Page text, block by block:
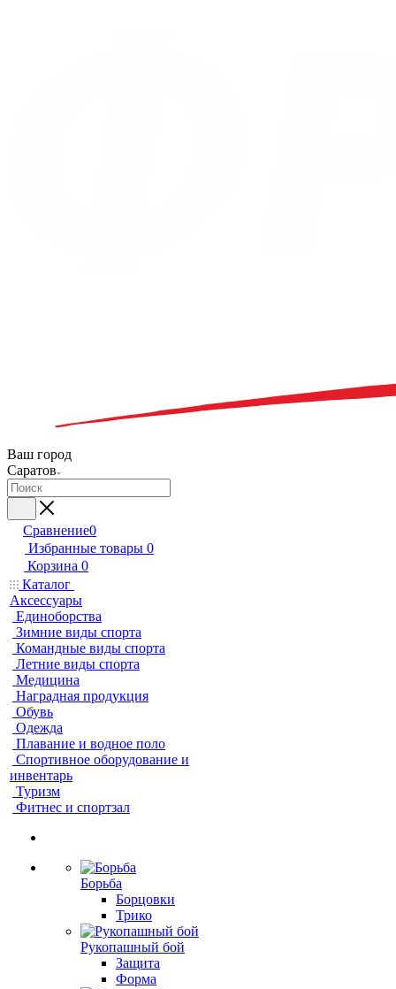
Ваш город
Саратов
Сравнение0
Избранные товары 0
Корзина 0
Каталог
Аксессуары
Единоборства
Зимние виды спорта
Командные виды спорта
Летние виды спорта
Медицина
Наградная продукция
Обувь
Одежда
Плавание и водное поло
Спортивное оборудование и
инвентарь
Туризм
Фитнес и спортзал
Борьба
Борцовки
Трико
Рукопашный бой
Защита
Форма